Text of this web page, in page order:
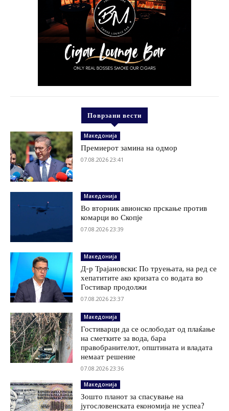
Поврзани вести
Македонија
Премиерот замина на одмор
07.08.2026 23:41
Македонија
Во вторник авионско прскање против
комарци во Скопје
07.08.2026 23:39
Македонија
Д-р Трајановски: По труењата, на ред се
хепатитите ако кризата со водата во
Гостивар продолжи
07.08.2026 23:37
Македонија
Гостиварци да се ослободат од плаќање
на сметките за вода, бара
правобранителот, општината и владата
немаат решение
07.08.2026 23:36
Македонија
Зошто планот за спасување на
југословенската економија не успеа?